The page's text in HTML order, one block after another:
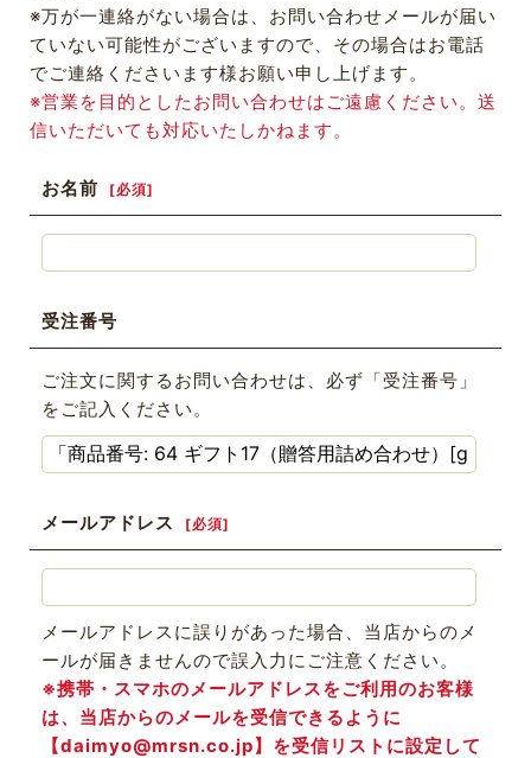
※万が一連絡がない場合は、お問い合わせメールが届い
ていない可能性がございますので、その場合はお電話
でご連絡くださいます様お願い申し上げます。
※営業を目的としたお問い合わせはご遠慮ください。送
信いただいても対応いたしかねます。
お名前 [必須]
受注番号
ご注文に関するお問い合わせは、必ず「受注番号」
をご記入ください。
メールアドレス [必須]
メールアドレスに誤りがあった場合、当店からのメ
ールが届きませんので誤入力にご注意ください。
※携帯・スマホのメールアドレスをご利用のお客様
は、当店からのメールを受信できるように
【daimyo@mrsn.co.jp】を受信リストに設定して